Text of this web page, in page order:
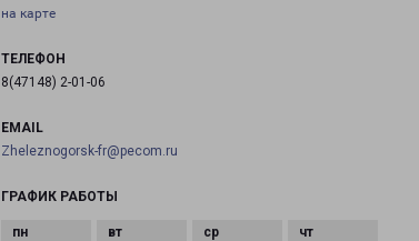
на карте
ТЕЛЕФОН
8(47148) 2-01-06
EMAIL
Zheleznogorsk-fr@pecom.ru
ГРАФИК РАБОТЫ